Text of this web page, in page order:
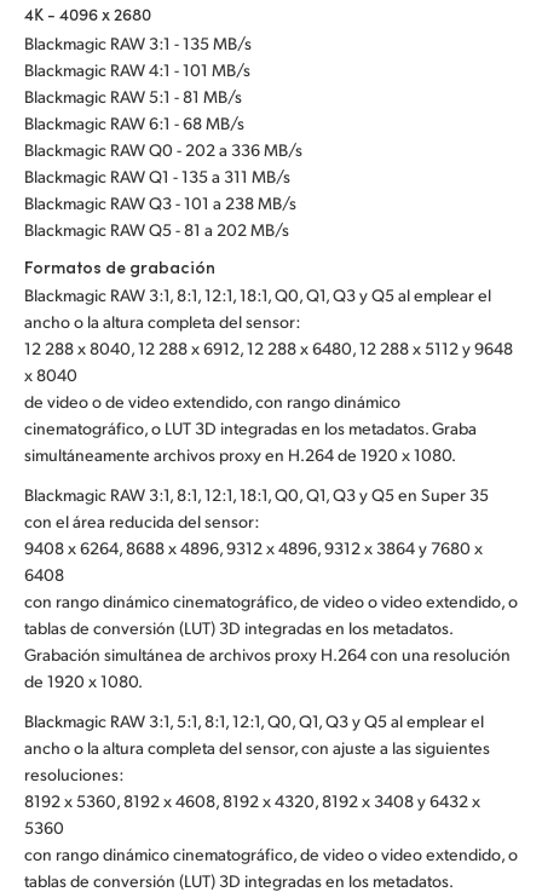
4K - 4096 x 2680
Blackmagic RAW 3:1 - 135 MB/s
Blackmagic RAW 4:1 - 101 MB/s
Blackmagic RAW 5:1 - 81 MB/s
Blackmagic RAW 6:1 - 68 MB/s
Blackmagic RAW Q0 - 202 a 336 MB/s
Blackmagic RAW Q1 - 135 a 311 MB/s
Blackmagic RAW Q3 - 101 a 238 MB/s
Blackmagic RAW Q5 - 81 a 202 MB/s
Formatos de grabación
Blackmagic RAW 3:1, 8:1, 12:1, 18:1, Q0, Q1, Q3 y Q5 al emplear el
ancho o la altura completa del sensor:
12 288 x 8040, 12 288 x 6912, 12 288 x 6480, 12 288 x 5112 y 9648
x 8040
de video o de video extendido, con rango dinámico
cinematográfico, o LUT 3D integradas en los metadatos. Graba
simultáneamente archivos proxy en H.264 de 1920 x 1080.
Blackmagic RAW 3:1, 8:1, 12:1, 18:1, Q0, Q1, Q3 y Q5 en Super 35
con el área reducida del sensor:
9408 x 6264, 8688 x 4896, 9312 x 4896, 9312 x 3864 y 7680 x
6408
con rango dinámico cinematográfico, de video o video extendido, o
tablas de conversión (LUT) 3D integradas en los metadatos.
Grabación simultánea de archivos proxy H.264 con una resolución
de 1920 x 1080.
Blackmagic RAW 3:1, 5:1, 8:1, 12:1, Q0, Q1, Q3 y Q5 al emplear el
ancho o la altura completa del sensor, con ajuste a las siguientes
resoluciones:
8192 x 5360, 8192 x 4608, 8192 x 4320, 8192 x 3408 y 6432 x
5360
con rango dinámico cinematográfico, de video o video extendido, o
tablas de conversión (LUT) 3D integradas en los metadatos.